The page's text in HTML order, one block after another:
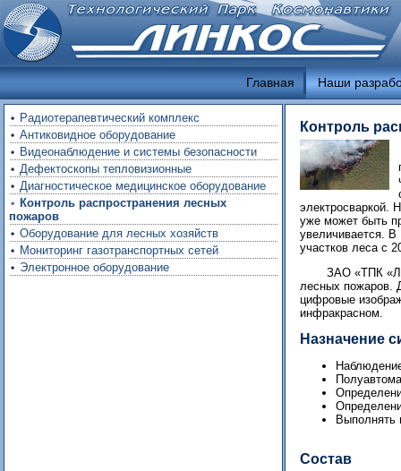
Главная Наши
Радиотерапевтический комплекс
Антиковидное оборудование
Видеонаблюдение и системы безопасности
Дефектоскопы тепловизионные
Диагностическое медицинское оборудование
Контроль распространения лесных
пожаров
Оборудование для лесных хозяйств
Мониторинг газотранспортных сетей
Электронное оборудование
Контроль
электросваркой.
уже может быть
увеличивается.
участков леса с
ЗАО «ТПК
лесных пожаров.
цифровые
инфракрасном.
Назначение
Выполнять
Состав